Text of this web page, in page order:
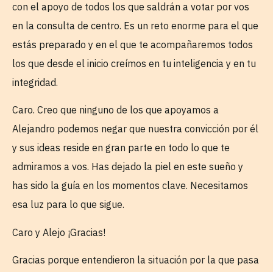
con el apoyo de todos los que saldrán a votar por vos
en la consulta de centro. Es un reto enorme para el que
estás preparado y en el que te acompañaremos todos
los que desde el inicio creímos en tu inteligencia y en tu
integridad.
Caro. Creo que ninguno de los que apoyamos a
Alejandro podemos negar que nuestra convicción por él
y sus ideas reside en gran parte en todo lo que te
admiramos a vos. Has dejado la piel en este sueño y
has sido la guía en los momentos clave. Necesitamos
esa luz para lo que sigue.
Caro y Alejo ¡Gracias!
Gracias porque entendieron la situación por la que pasa